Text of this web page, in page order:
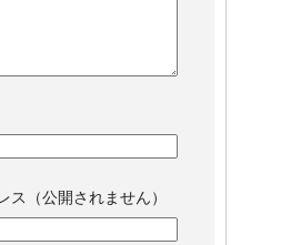
ス（公開されません）